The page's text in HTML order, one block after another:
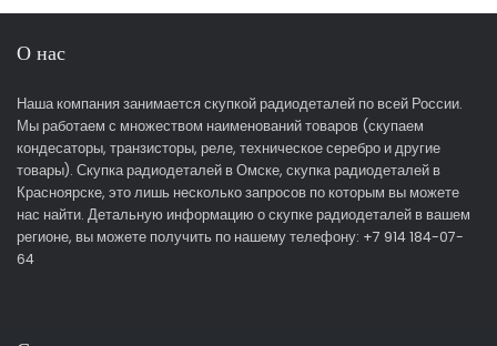
О нас
Наша компания занимается скупкой радиодеталей по всей России.
Мы работаем с множеством наименований товаров (скупаем
кондесаторы, транзисторы, реле, техническое серебро и другие
товары). Скупка радиодеталей в Омске, скупка радиодеталей в
Красноярске, это лишь несколько запросов по которым вы можете
нас найти. Детальную информацию о скупке радиодеталей в вашем
регионе, вы можете получить по нашему телефону: +7 914 184-07-
64